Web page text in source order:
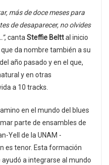
más de doce meses para
de desaparecer, no olvides
, cantaSteffie Belttal inicio
que da nombre también a su
año pasado y en el que,
y en otras
a 10 tracks.
en el mundo del blues
parte de ensambles de
Yell de la UNAM -
es tenor. Esta formación
a integrarse al mundo